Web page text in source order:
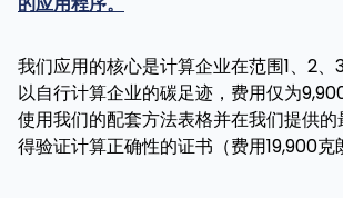
我们应用的核心是计算企业在范围1、2
以自行计算企业的碳足迹，费用仅为
使用我们的配套方法表格并在我们提供
得验证计算正确性的证书（费用19,900克